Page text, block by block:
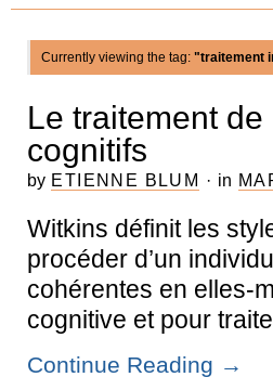
Currently viewing the tag: "traitement
Le traitement de
cognitifs
by ETIENNE BLUM · in
Witkins définit les
procéder d’un
cohérentes en elles-
cognitive et pour
Continue Reading →